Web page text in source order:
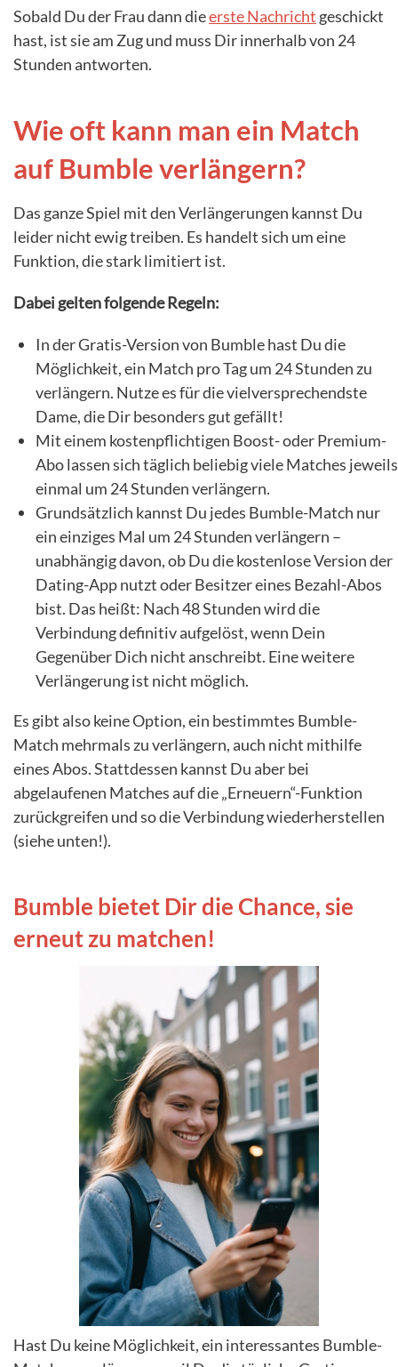
Sobald Du der Frau dann dieerste Nachricht geschickt
hast, ist sie am Zug und muss Dir innerhalb von 24
Stunden antworten.
Wie oft kann man ein Match
auf Bumble verlängern?
Das ganze Spiel mit den Verlängerungen kannst Du
leider nicht ewig treiben. Es handelt sich um eine
Funktion, die stark limitiert ist.
Dabei gelten folgende Regeln:
In der Gratis-Version von Bumble hast Du die
Möglichkeit, ein Match pro Tag um 24 Stunden zu
verlängern. Nutze es für die vielversprechendste
Dame, die Dir besonders gut gefällt!
Mit einem kostenpflichtigen Boost- oder Premium-
Abo lassen sich täglich beliebig viele Matches jeweils
einmal um 24 Stunden verlängern.
Grundsätzlich kannst Du jedes Bumble-Match nur
ein einziges Mal um 24 Stunden verlängern –
unabhängig davon, ob Du die kostenlose Version der
Dating-App nutzt oder Besitzer eines Bezahl-Abos
bist. Das heißt: Nach 48 Stunden wird die
Verbindung definitiv aufgelöst, wenn Dein
Gegenüber Dich nicht anschreibt. Eine weitere
Verlängerung ist nicht möglich.
Es gibt also keine Option, ein bestimmtes Bumble-
Match mehrmals zu verlängern, auch nicht mithilfe
eines Abos. Stattdessen kannst Du aber bei
abgelaufenen Matches auf die „Erneuern“-Funktion
zurückgreifen und so die Verbindung wiederherstellen
(siehe unten!).
Bumble bietet Dir die Chance, sie
erneut zu matchen!
Hast Du keine Möglichkeit, ein interessantes Bumble-